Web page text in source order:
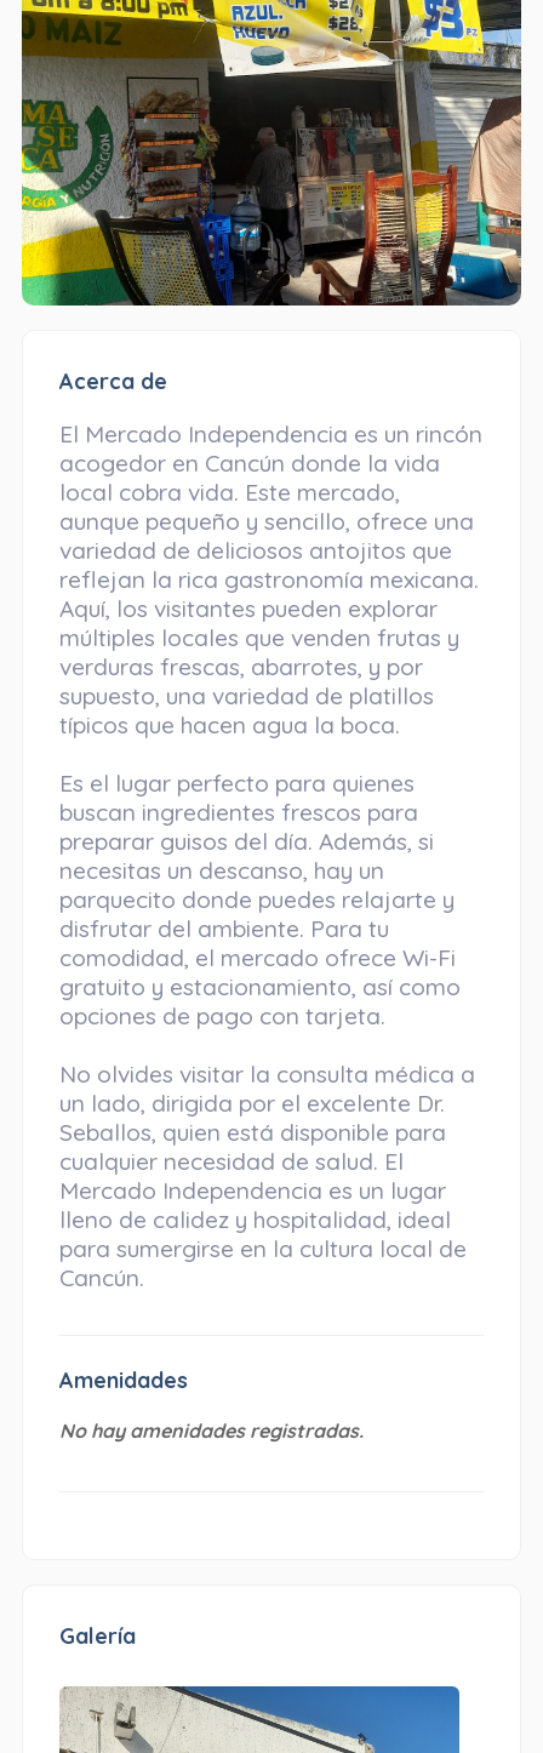
Acerca de
El Mercado Independencia es un rincón
acogedor en Cancún donde la vida
local cobra vida. Este mercado,
aunque pequeño y sencillo, ofrece una
variedad de deliciosos antojitos que
reflejan la rica gastronomía mexicana.
Aquí, los visitantes pueden explorar
múltiples locales que venden frutas y
verduras frescas, abarrotes, y por
supuesto, una variedad de platillos
típicos que hacen agua la boca.
Es el lugar perfecto para quienes
buscan ingredientes frescos para
preparar guisos del día. Además, si
necesitas un descanso, hay un
parquecito donde puedes relajarte y
disfrutar del ambiente. Para tu
comodidad, el mercado ofrece Wi-Fi
gratuito y estacionamiento, así como
opciones de pago con tarjeta.
No olvides visitar la consulta médica a
un lado, dirigida por el excelente Dr.
Seballos, quien está disponible para
cualquier necesidad de salud. El
Mercado Independencia es un lugar
lleno de calidez y hospitalidad, ideal
para sumergirse en la cultura local de
Cancún.
Amenidades
No hay amenidades registradas.
Galería